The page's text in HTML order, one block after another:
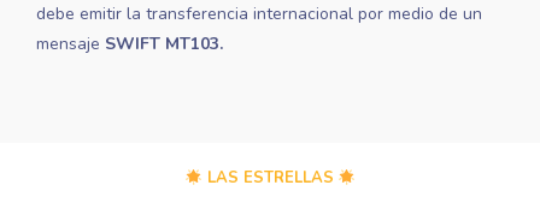
debe emitir la transferencia internacional por medio de un
mensaje SWIFT MT103.
LAS ESTRELLAS